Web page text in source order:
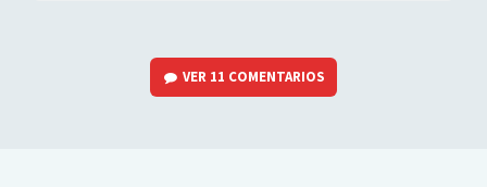
VER 11 COMENTARIOS